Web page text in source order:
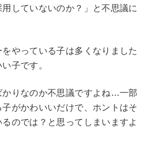
用していないのか？」と不思議に
やっている子は多くなりました
子です。
りなのか不思議ですよね…一部
がかわいいだけで、ホントはそ
のでは？と思ってしまいますよ